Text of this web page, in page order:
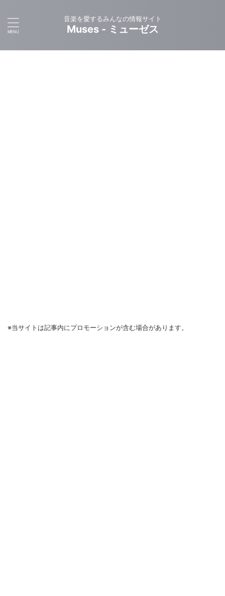
音楽を愛するみんなの情報サイト
Muses - ミューゼス
※当サイトは記事内にプロモーションが含む場合があります。